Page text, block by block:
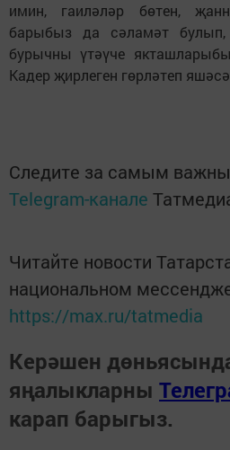
имин, гаиләләр бөтен,
барыбыз да сәламәт булып,
бурычны үтәүче
Кадер җирлеген гөрләтеп
Следите за самым
Telegram-канале
Читайте новости
национальном
https://max.ru/tatmedia
Керәшен
яңалыкларны
карап барыгыз.